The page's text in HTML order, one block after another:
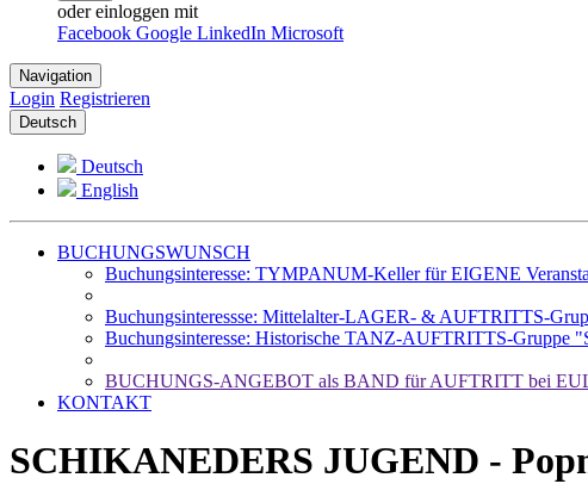
oder einloggen mit
Facebook Google LinkedIn Microsoft
Navigation
Login Registrieren
Deutsch
Deutsch
English
BUCHUNGSWUNSCH
Buchungsinteresse: TYMPANUM-Keller für EIGENE
Buchungsinteressse: Mittelalter-LAGER- & AUFTRITTS-
Buchungsinteresse: Historische TANZ-AUFTRITTS-Gruppe
BUCHUNGS-ANGEBOT als BAND für AUFTRITT bei
KONTAKT
SCHIKANEDERS JUGEND -